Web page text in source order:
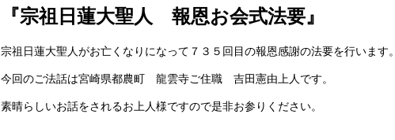
『宗祖日蓮大聖人 報恩お会式法要』
宗祖日蓮大聖人がお亡くなりになって７３５回目の報恩感謝の法要を行います。
今回のご法話は宮崎県都農町 龍雲寺ご住職 吉田憲由上人です。
素晴らしいお話をされるお上人様ですので是非お参りください。